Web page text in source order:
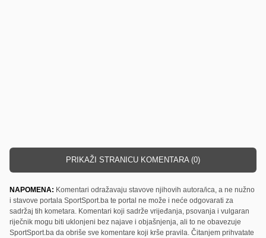
PRIKAŽI STRANICU KOMENTARA (0)
NAPOMENA: Komentari odražavaju stavove njihovih autora/ica, a ne nužno
i stavove portala SportSport.ba te portal ne može i neće odgovarati za
sadržaj tih kometara. Komentari koji sadrže vrijeđanja, psovanja i vulgaran
riječnik mogu biti uklonjeni bez najave i objašnjenja, ali to ne obavezuje
SportSport.ba da obriše sve komentare koji krše pravila. Čitanjem prihvatate